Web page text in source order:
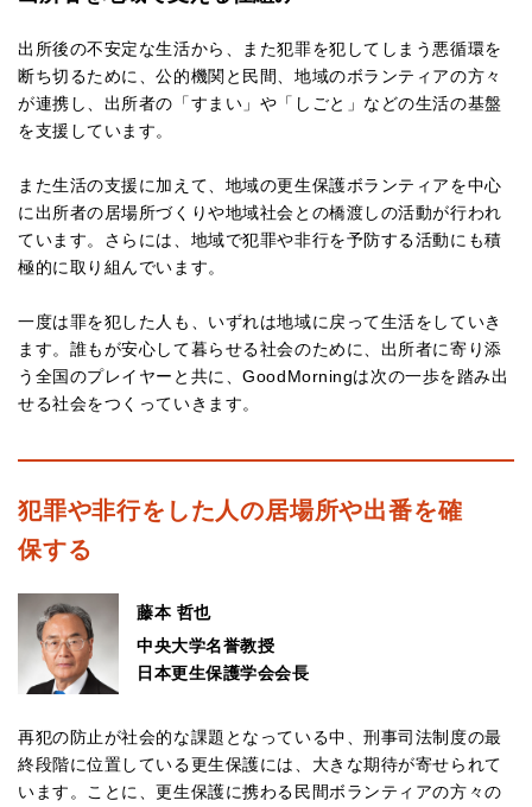
出所後の不安定な生活から、また犯罪を犯してしまう悪循環を
断ち切るために、公的機関と民間、地域のボランティアの方々
が連携し、出所者の「すまい」や「しごと」などの生活の基盤
を支援しています。
また生活の支援に加えて、地域の更生保護ボランティアを中心
に出所者の居場所づくりや地域社会との橋渡しの活動が行われ
ています。さらには、地域で犯罪や非行を予防する活動にも積
極的に取り組んでいます。
一度は罪を犯した人も、いずれは地域に戻って生活をしていき
ます。誰もが安心して暮らせる社会のために、出所者に寄り添
う全国のプレイヤーと共に、GoodMorningは次の一歩を踏み出
せる社会をつくっていきます。
犯罪や非行をした人の居場所や出番を確
保する
藤本 哲也
中央大学名誉教授
日本更生保護学会会長
再犯の防止が社会的な課題となっている中、刑事司法制度の最
終段階に位置している更生保護には、大きな期待が寄せられて
います。ことに、更生保護に携わる民間ボランティアの方々の